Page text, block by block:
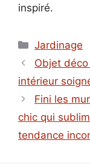
inspiré.
Catégories
Jardinage
Objet
intérieur
Fini les
chic qui
tendance